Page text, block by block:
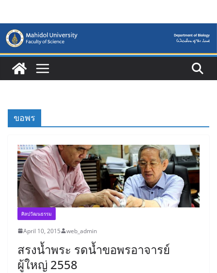
content
ขอพร
ศิลปวัฒนธรรม
April 10, 2015 web_admin
สรงน้ำพระ รดน้ำขอพรอาจารย์
ผู้ใหญ่ 2558